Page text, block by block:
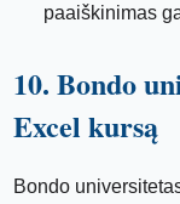
paaiškinimas
10. Bondo
Excel kursą
Bondo